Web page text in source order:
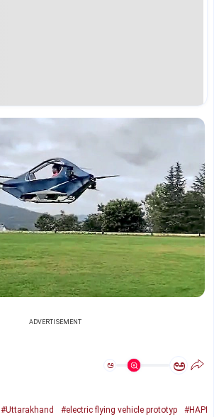
ADVERTISEMENT
ಅ ಅ
#Uttarakhand #electric flying vehicle prototyp
#HAPI